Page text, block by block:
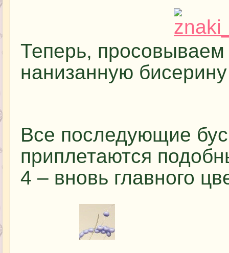
Теперь, просовываем
нанизанную
Все последующие
приплетаются
4 – вновь главного